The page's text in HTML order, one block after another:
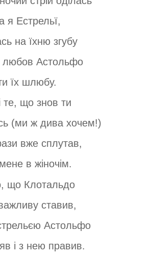
я Естрельї,
на їхню згубу
любов Астольфо
їх шлюбу.
те, що знов ти
(ми ж дива хочем!)
вже сплутав,
в жіночім.
що Клотальдо
ставив,
Астольфо
і з нею правив.